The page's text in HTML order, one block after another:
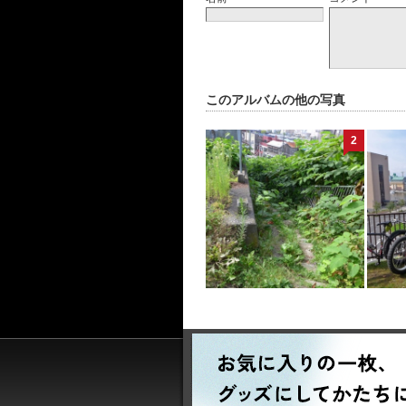
このアルバムの他の写真
2